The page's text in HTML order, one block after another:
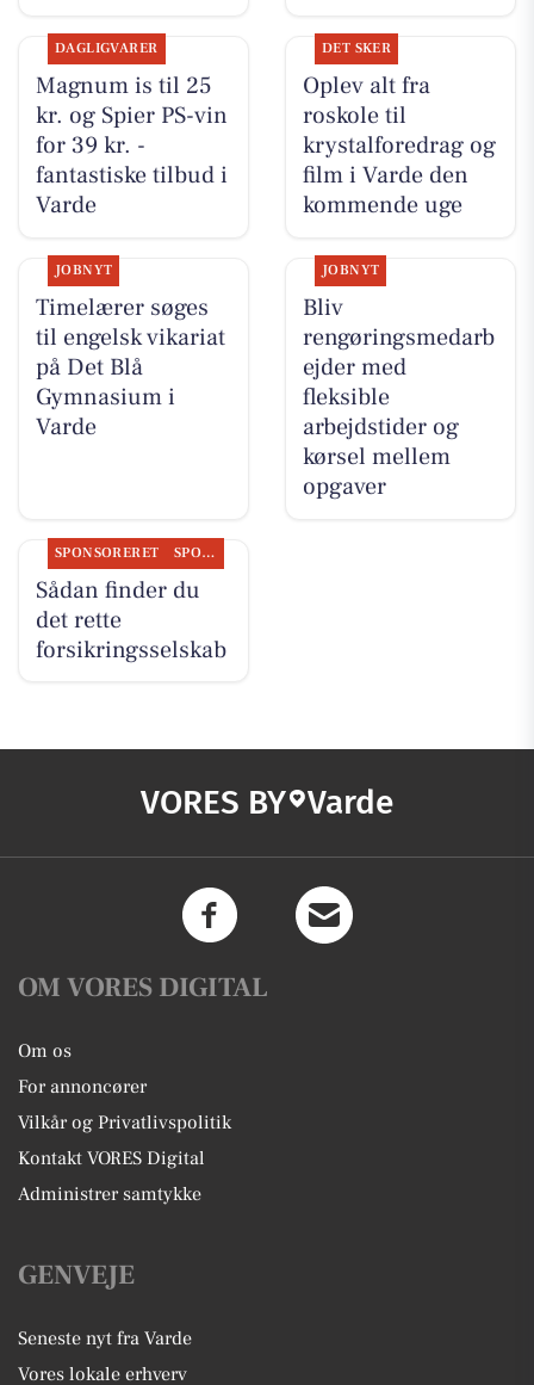
DAGLIGVARER
Magnum is til 25
kr. og Spier PS-vin
for 39 kr. -
fantastiske tilbud i
Varde
DET SKER
Oplev alt fra
roskole til
krystalforedrag og
film i Varde den
kommende uge
JOBNYT
Timelærer søges
til engelsk vikariat
på Det Blå
Gymnasium i
Varde
JOBNYT
Bliv
rengøringsmedarb
ejder med
fleksible
arbejdstider og
kørsel mellem
opgaver
SPONSORERET SPONSORERET INDHOLD
Sådan finder du
det rette
forsikringsselskab
VORES BY Varde
OM VORES DIGITAL
Om os
For annoncører
Vilkår og Privatlivspolitik
Kontakt VORES Digital
Administrer samtykke
GENVEJE
Seneste nyt fra Varde
Vores lokale erhverv